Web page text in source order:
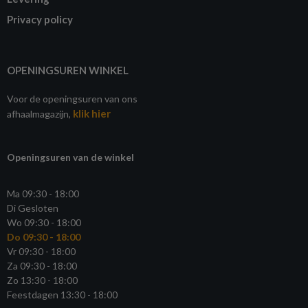
Privacy policy
OPENINGSUREN WINKEL
Voor de openingsuren van ons
afhaalmagazijn, klik hier
Openingsuren van de winkel
Ma 09:30 - 18:00
Di Gesloten
Wo 09:30 - 18:00
Do 09:30 - 18:00
Vr 09:30 - 18:00
Za 09:30 - 18:00
Zo 13:30 - 18:00
Feestdagen 13:30 - 18:00